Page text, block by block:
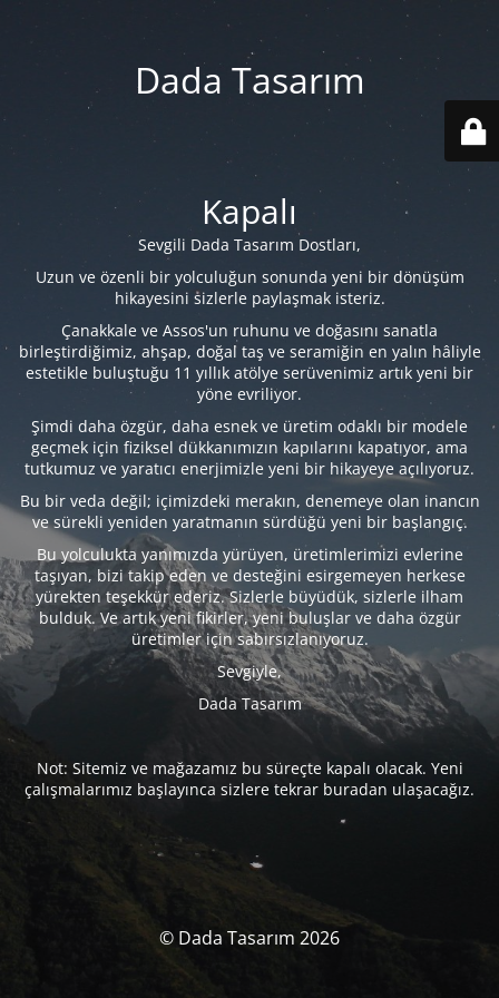
Dada Tasarım
Kapalı
Sevgili Dada Tasarım Dostları,
Uzun ve özenli bir yolculuğun sonunda yeni bir dönüşüm
hikayesini sizlerle paylaşmak isteriz.
Çanakkale ve Assos'un ruhunu ve doğasını sanatla
birleştirdiğimiz, ahşap, doğal taş ve seramiğin en yalın hâliyle
estetikle buluştuğu 11 yıllık atölye serüvenimiz artık yeni bir
yöne evriliyor.
Şimdi daha özgür, daha esnek ve üretim odaklı bir modele
geçmek için fiziksel dükkanımızın kapılarını kapatıyor, ama
tutkumuz ve yaratıcı enerjimizle yeni bir hikayeye açılıyoruz.
Bu bir veda değil; içimizdeki merakın, denemeye olan inancın
ve sürekli yeniden yaratmanın sürdüğü yeni bir başlangıç.
Bu yolculukta yanımızda yürüyen, üretimlerimizi evlerine
taşıyan, bizi takip eden ve desteğini esirgemeyen herkese
yürekten teşekkür ederiz. Sizlerle büyüdük, sizlerle ilham
bulduk. Ve artık yeni fikirler, yeni buluşlar ve daha özgür
üretimler için sabırsızlanıyoruz.
Sevgiyle,
Dada Tasarım
Not: Sitemiz ve mağazamız bu süreçte kapalı olacak. Yeni
çalışmalarımız başlayınca sizlere tekrar buradan ulaşacağız.
© Dada Tasarım 2026